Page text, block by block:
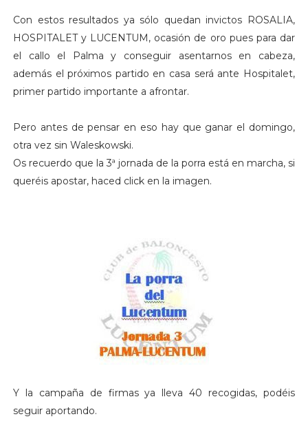
Con estos resultados ya sólo quedan invictos ROSALIA,
HOSPITALET y LUCENTUM, ocasión de oro pues para dar
el callo el Palma y conseguir asentarnos en cabeza,
además el próximos partido en casa será ante Hospitalet,
primer partido importante a afrontar.
Pero antes de pensar en eso hay que ganar el domingo,
otra vez sin Waleskowski.
Os recuerdo que la 3ª jornada de la porra está en marcha, si
queréis apostar, haced click en la imagen.
Y la campaña de firmas ya lleva 40 recogidas, podéis
seguir aportando.